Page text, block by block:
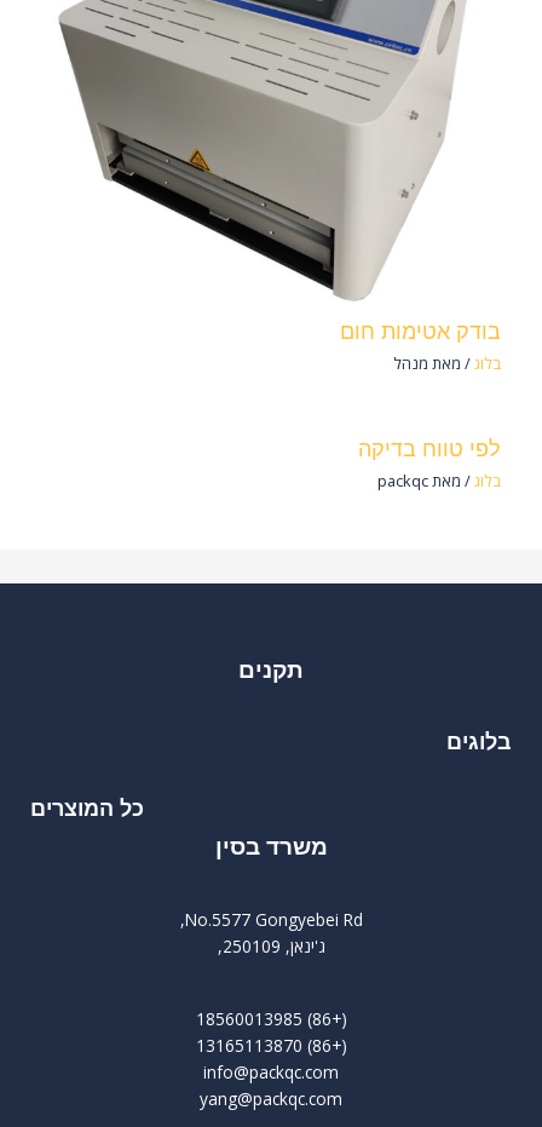
בודק אטימות חום
בלוג/ מאת מנהל
לפי טווח בדיקה
בלוג / מאתpackqc
תקנים
בלוגים
כל המוצרים
משרד בסין
No.5577 Gongyebei Rd,
ג'ינאן, 250109,
(+86) 18560013985
(+86) 13165113870
info@packqc.com
yang@packqc.com